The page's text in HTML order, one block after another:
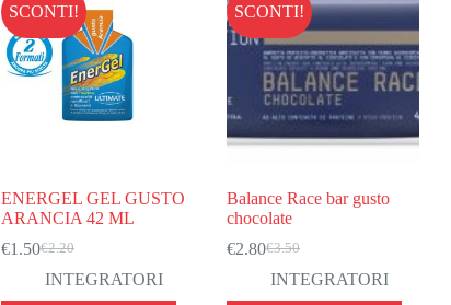
SCONTI!
ENERGEL GEL GUSTO
ARANCIA 42 ML
€2.20
Il
prezzo
€1.50Il
prezzo
INTEGRATORI
SCONTI!
Balance Race bar gusto
chocolate
€3.50
Il
prezzo
€2.80Il
prezzo
INTEGRATORI